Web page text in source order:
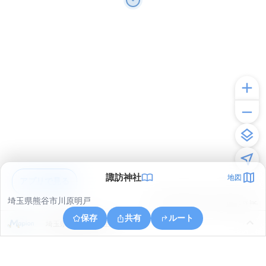
諏訪神社 地図
埼玉県熊谷市川原明戸
保存
共有 ルート
埼玉県熊谷市大麻生